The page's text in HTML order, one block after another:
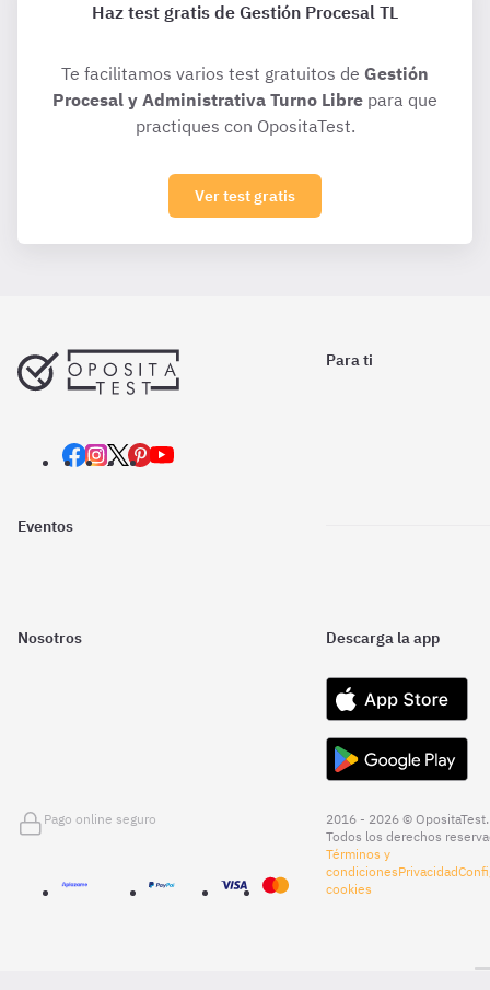
Haz test gratis de Gestión Procesal TL
Te facilitamos varios test gratuitos de Gestión
Procesal y Administrativa Turno Libre para que
practiques con OpositaTest.
Ver test gratis
Para ti
Eventos
Nosotros Descarga la app
Pago online seguro
2016 - 2026 © OpositaTest.
Todos los derechos
Términos y
condicionesPrivacidad
cookies